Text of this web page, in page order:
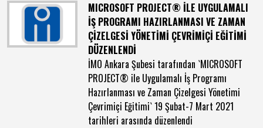
MICROSOFT PROJECT® İLE UYGULAMALI
İŞ PROGRAMI HAZIRLANMASI VE ZAMAN
ÇİZELGESİ YÖNETİMİ ÇEVRİMİÇİ EĞİTİMİ
DÜZENLENDİ
İMO Ankara Şubesi tarafından `MICROSOFT
PROJECT® ile Uygulamalı İş Programı
Hazırlanması ve Zaman Çizelgesi Yönetimi
Çevrimiçi Eğitimi` 19 Şubat-7 Mart 2021
tarihleri arasında düzenlendi